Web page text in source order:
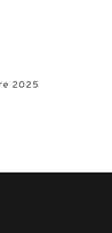
2025